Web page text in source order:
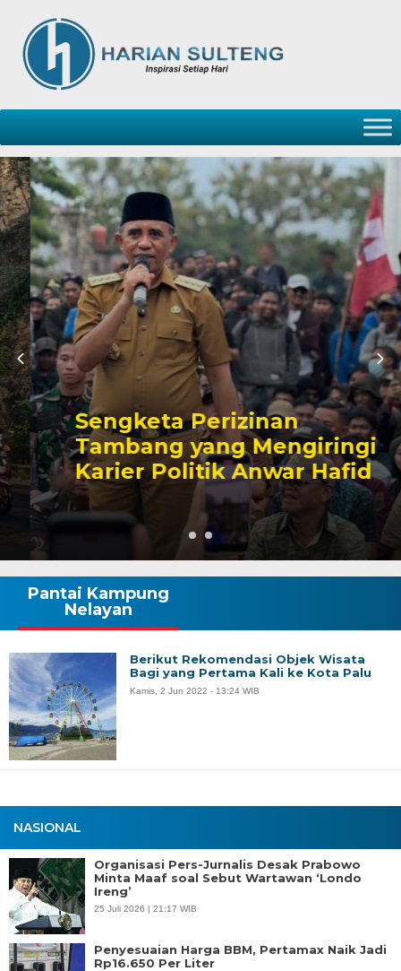
Sengketa Perizinan
Tambang yang Mengiringi
Karier Politik Anwar Hafid
NASIONAL
Organisasi Pers-Jurnalis Desak Prabowo
Minta Maaf soal Sebut Wartawan ‘Londo
Ireng’
25 Juli 2026 | 21:17 WIB
Penyesuaian Harga BBM, Pertamax Naik Jadi
Rp16.650 Per Liter
Pantai Kampung
Nelayan
Berikut Rekomendasi Objek Wisata
Bagi yang Pertama Kali ke Kota Palu
Kamis, 2 Jun 2022 - 13:24 WIB